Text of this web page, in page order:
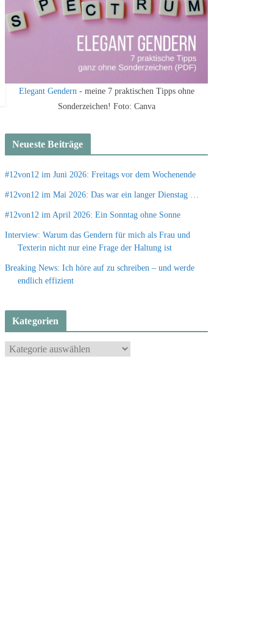
Elegant Gendern- meine 7 praktischen Tipps ohne
Sonderzeichen! Foto: Canva
Neueste Beiträge
#12von12 im Juni 2026: Freitags vor dem Wochenende
#12von12 im Mai 2026: Das war ein langer Dienstag …
#12von12 im April 2026: Ein Sonntag ohne Sonne
Interview: Warum das Gendern für mich als Frau und
Texterin nicht nur eine Frage der Haltung ist
Breaking News: Ich höre auf zu schreiben – und werde
endlich effizient
Kategorien
K